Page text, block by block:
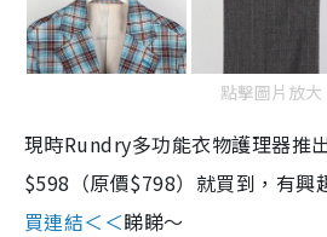
點擊圖片放大
現時Rundry多功能衣物護理器推
$598 （原價$798）就買到，有興
買連結＜＜睇睇～